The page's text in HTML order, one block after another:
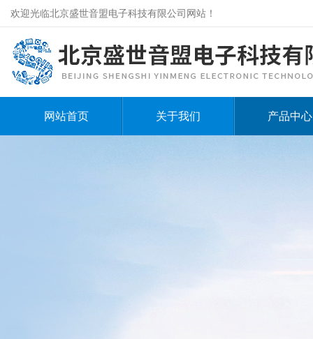
欢迎光临北京盛世音盟电子科技有限公司网站！
网站首页 关于我们 产品中心